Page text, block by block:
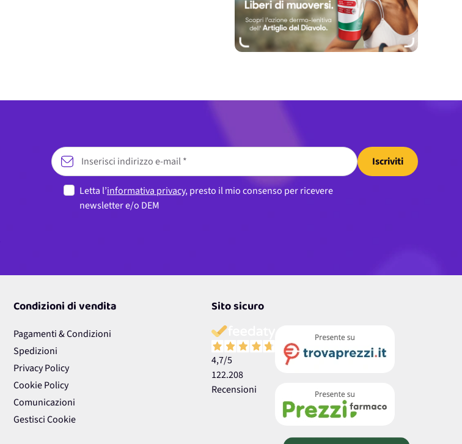
Iscriviti
Letta l’informativa privacy, presto il mio consenso per ricevere
newsletter e/o DEM
Condizioni di vendita
Pagamenti & Condizioni
Spedizioni
Privacy Policy
Cookie Policy
Comunicazioni
Gestisci Cookie
Sito sicuro
4,7/5
122.208
Recensioni